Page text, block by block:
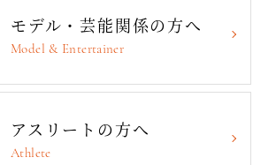
モデル・芸能関係の方へ
Model & Entertainer
アスリートの方へ
Athlete